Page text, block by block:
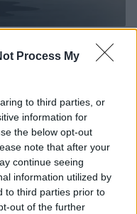
Process My
to third parties, or
information for
the below opt-out
note that after your
continue seeing
information utilized by
to third parties prior to
out of the further
un ribasso del 8.3%